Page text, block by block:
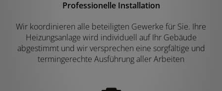
Professionelle Installation
Wir koordinieren alle beteiligten Gewerke für Sie. Ihre
Heizungsanlage wird individuell auf Ihr Gebäude
abgestimmt und wir versprechen eine sorgfältige und
termingerechte Ausführung aller Arbeiten